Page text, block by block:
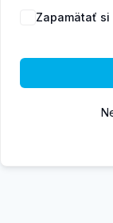
Zapamätať